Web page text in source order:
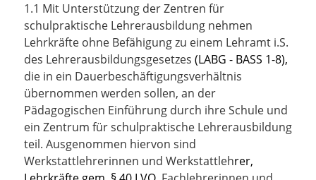
1.1 Mit Unterstützung der Zentren für
schulpraktische Lehrerausbildung nehmen
Lehrkräfte ohne Befähigung zu einem Lehramt i.S.
des Lehrerausbildungsgesetzes (LABG - BASS 1-8),
die in ein Dauerbeschäftigungsverhältnis
übernommen werden sollen, an der
Pädagogischen Einführung durch ihre Schule und
ein Zentrum für schulpraktische Lehrerausbildung
teil. Ausgenommen hiervon sind
Werkstattlehrerinnen und Werkstattlehrer,